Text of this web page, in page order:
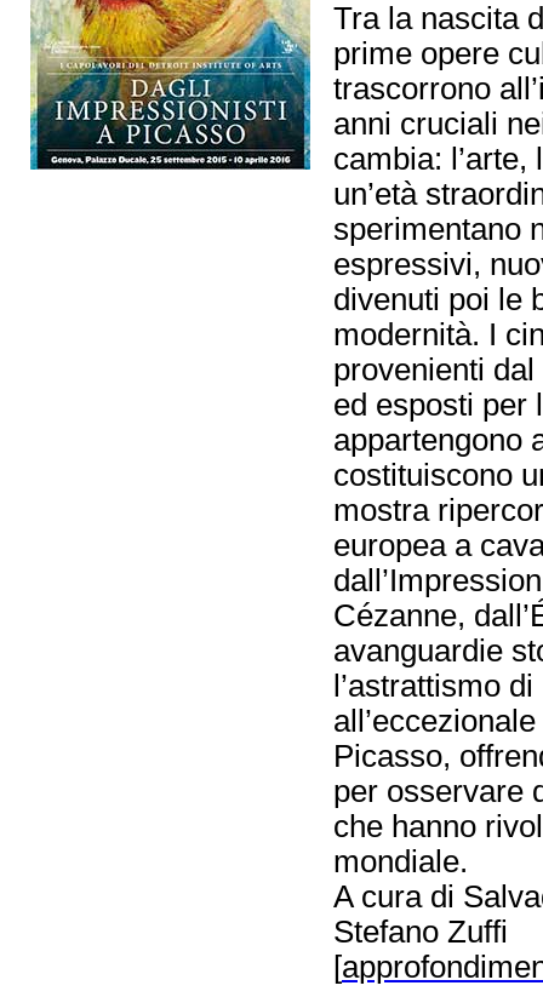
Tra la nascita
prime opere
trascorrono
anni cruciali
cambia:
un’età
sperimentano
espressivi,
divenuti poi le
modernità. I
provenienti
ed esposti per
appartengono
costituiscono
mostra
europea a
Cézanne,
avanguardie
l’astrattismo
Picasso,
per osservare
che hanno
mondiale.
A cura di
Stefano Zuffi
[